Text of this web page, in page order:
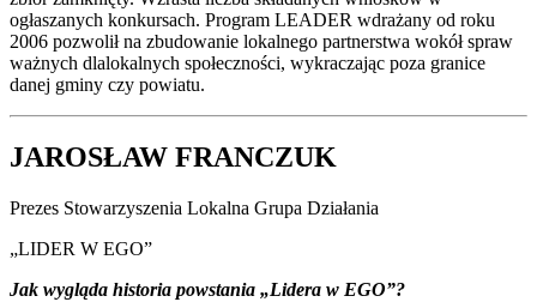
ogłaszanych konkursach. Program LEADER wdrażany od roku
2006 pozwolił na zbudowanie lokalnego partnerstwa wokół spraw
ważnych dlalokalnych społeczności, wykraczając poza granice
danej gminy czy powiatu.
JAROSŁAW FRANCZUK
Prezes Stowarzyszenia Lokalna Grupa Działania
„LIDER W EGO”
Jak wygląda historia powstania „Lidera w EGO”?